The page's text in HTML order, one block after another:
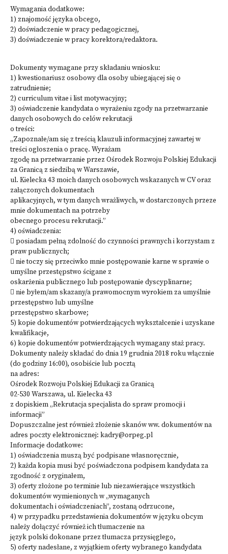
Wymagania dodatkowe:
1) znajomość języka obcego,
2) doświadczenie w pracy pedagogicznej,
3) doświadczenie w pracy korektora/redaktora.
Dokumenty wymagane przy składaniu wniosku:
1) kwestionariusz osobowy dla osoby ubiegającej się o
zatrudnienie;
2) curriculum vitae i list motywacyjny;
3) oświadczenie kandydata o wyrażeniu zgody na przetwarzanie
danych osobowych do celów rekrutacji
o treści:
„Zapoznałe/am się z treścią klauzuli informacyjnej zawartej w
treści ogłoszenia o pracę. Wyrażam
zgodę na przetwarzanie przez Ośrodek Rozwoju Polskiej Edukacji
za Granicą z siedzibą w Warszawie,
ul. Kielecka 43 moich danych osobowych wskazanych w CV oraz
załączonych dokumentach
aplikacyjnych, w tym danych wrażliwych, w dostarczonych przeze
mnie dokumentach na potrzeby
obecnego procesu rekrutacji.”
4) oświadczenia:
 posiadam pełną zdolność do czynności prawnych i korzystam z
praw publicznych;
 nie toczy się przeciwko mnie postępowanie karne w sprawie o
umyślne przestępstwo ścigane z
oskarżenia publicznego lub postępowanie dyscyplinarne;
 nie byłem/am skazany/a prawomocnym wyrokiem za umyślnie
przestępstwo lub umyślne
przestępstwo skarbowe;
5) kopie dokumentów potwierdzających wykształcenie i uzyskane
kwalifikacje,
6) kopie dokumentów potwierdzających wymagany staż pracy.
Dokumenty należy składać do dnia 19 grudnia 2018 roku włącznie
(do godziny 16:00), osobiście lub pocztą
na adres:
Ośrodek Rozwoju Polskiej Edukacji za Granicą
02-530 Warszawa, ul. Kielecka 43
z dopiskiem „Rekrutacja specjalista do spraw promocji i
informacji”
Dopuszczalne jest również złożenie skanów ww. dokumentów na
adres poczty elektronicznej: kadry@orpeg.pl
Informacje dodatkowe:
1) oświadczenia muszą być podpisane własnoręcznie,
2) każda kopia musi być poświadczona podpisem kandydata za
zgodność z oryginałem,
3) oferty złożone po terminie lub niezawierające wszystkich
dokumentów wymienionych w „wymaganych
dokumentach i oświadczeniach”, zostaną odrzucone,
4) w przypadku przedstawienia dokumentów w języku obcym
należy dołączyć również ich tłumaczenie na
język polski dokonane przez tłumacza przysięgłego,
5) oferty nadesłane, z wyjątkiem oferty wybranego kandydata